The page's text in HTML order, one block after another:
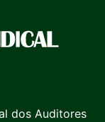
dos Auditores